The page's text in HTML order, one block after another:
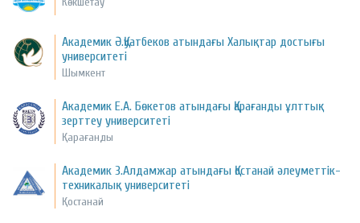
Академик Ә.Қуатбеков атындағы Халықтар достығы
университеті
Шымкент
Академик Е.А. Бөкетов атындағы Қарағанды ұлттық
зерттеу университеті
Қарағанды
Академик З.Алдамжар атындағы Қостанай әлеуметтік-
техникалық университеті
Қостанай